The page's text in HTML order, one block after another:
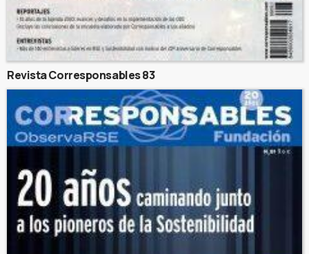
Revista Corresponsables 83